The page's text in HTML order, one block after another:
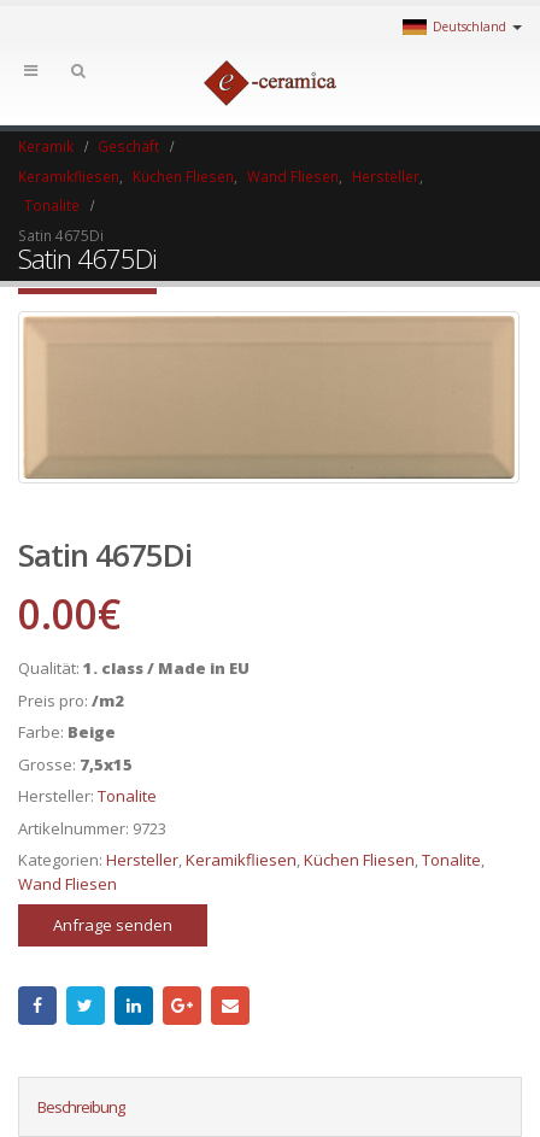
Deutschland
Keramik
Geschäft
Keramikfliesen
Küchen Fliesen Wand Fliesen Hersteller
Tonalite
Satin 4675Di
Satin 4675Di
Satin 4675Di
0.00€
Qualität: 1. class / Made in EU
Preis pro: /m2
Farbe: Beige
Grosse: 7,5x15
Hersteller: Tonalite
Artikelnummer: 9723
Kategorien: Hersteller,Keramikfliesen,Küchen Fliesen,Tonalite,
Wand Fliesen
Anfrage senden
Beschreibung